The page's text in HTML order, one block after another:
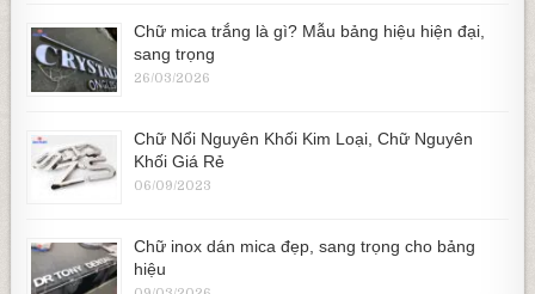
Chữ mica trắng là gì? Mẫu bảng hiệu hiện đại,
sang trọng
26/03/2026
Chữ Nổi Nguyên Khối Kim Loại, Chữ Nguyên
Khối Giá Rẻ
06/09/2023
Chữ inox dán mica đẹp, sang trọng cho bảng
hiệu